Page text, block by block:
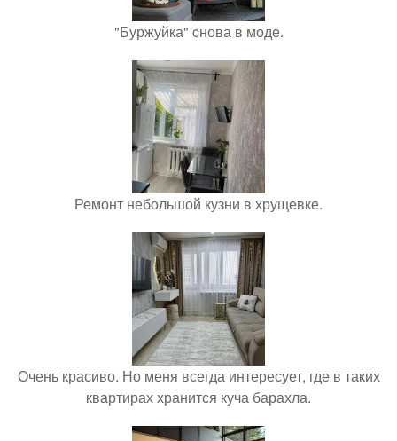
"Буржуйка" cнова в моде.
Ремонт небольшой кузни в хрущевке.
Очень красиво. Но меня всегда интересует, где в таких
квартирах хранится куча барахла.